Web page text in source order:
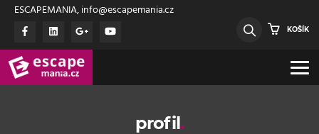
ESCAPEMANIA, info@escapemania.cz
KOŠÍK
profil